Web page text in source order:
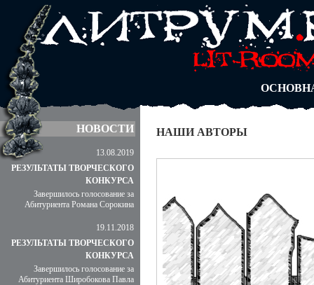
АВТОРЫ
БЛОГИ
АБИТУРА
НОВОСТИ
13.08.2019
РЕЗУЛЬТАТЫ ТВОРЧЕСКОГО
КОНКУРСА
Завершилось голосование за
Абитуриента Романа Сорокина
19.11.2018
РЕЗУЛЬТАТЫ ТВОРЧЕСКОГО
КОНКУРСА
Завершилось голосование за
Абитуриента Широбокова Павла
НАШИ АВТОРЫ